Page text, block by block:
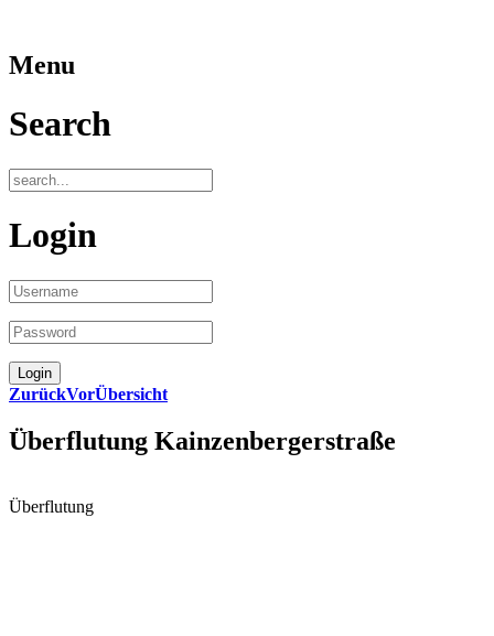
Menu
Search
Login
ZurückVorÜbersicht
Überflutung Kainzenbergerstraße
Überflutung